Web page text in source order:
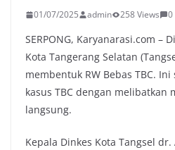
01/07/2025 admin 258 Views 0
SERPONG, Karyanarasi.com –
Kota Tangerang Selatan
membentuk RW Bebas TBC.
kasus TBC dengan melibatkan
langsung.
Kepala Dinkes Kota Tangsel